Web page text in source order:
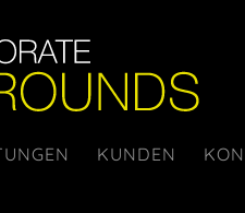
KUNDEN